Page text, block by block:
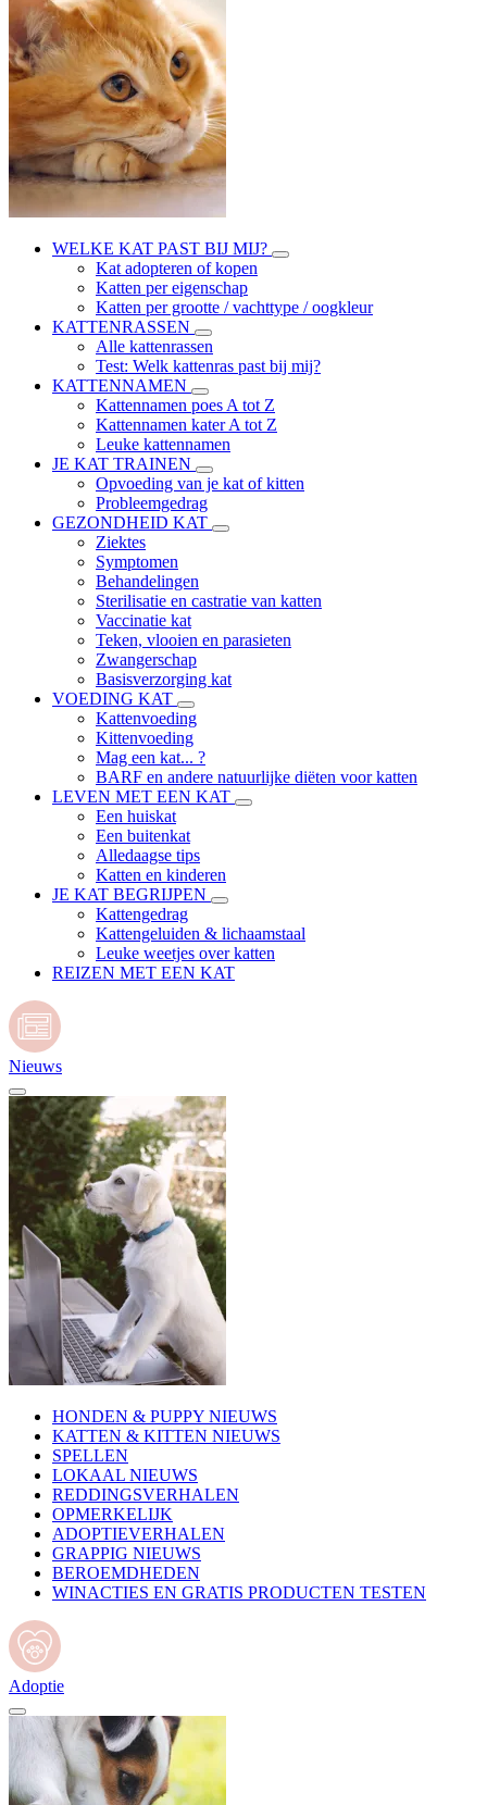
WELKE KAT PAST BIJ MIJ?
Kat adopteren of kopen
Katten per eigenschap
Katten per grootte / vachttype / oogkleur
KATTENRASSEN
Alle kattenrassen
Test: Welk kattenras past bij mij?
KATTENNAMEN
Kattennamen poes A tot Z
Kattennamen kater A tot Z
Leuke kattennamen
JE KAT TRAINEN
Opvoeding van je kat of kitten
Probleemgedrag
GEZONDHEID KAT
Ziektes
Symptomen
Behandelingen
Sterilisatie en castratie van katten
Vaccinatie kat
Teken, vlooien en parasieten
Zwangerschap
Basisverzorging kat
VOEDING KAT
Kattenvoeding
Kittenvoeding
Mag een kat... ?
BARF en andere natuurlijke diëten voor katten
LEVEN MET EEN KAT
Een huiskat
Een buitenkat
Alledaagse tips
Katten en kinderen
JE KAT BEGRIJPEN
Kattengedrag
Kattengeluiden & lichaamstaal
Leuke weetjes over katten
REIZEN MET EEN KAT
Nieuws
HONDEN & PUPPY NIEUWS
KATTEN & KITTEN NIEUWS
SPELLEN
LOKAAL NIEUWS
REDDINGSVERHALEN
OPMERKELIJK
ADOPTIEVERHALEN
GRAPPIG NIEUWS
BEROEMDHEDEN
WINACTIES EN GRATIS PRODUCTEN TESTEN
Adoptie